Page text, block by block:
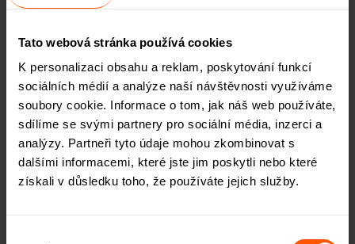
Tato webová stránka používá cookies
K personalizaci obsahu a reklam, poskytování funkcí
sociálních médií a analýze naší návštěvnosti využíváme
soubory cookie. Informace o tom, jak náš web používáte,
sdílíme se svými partnery pro sociální média, inzerci a
analýzy. Partneři tyto údaje mohou zkombinovat s
dalšími informacemi, které jste jim poskytli nebo které
získali v důsledku toho, že používáte jejich služby.
z čehož Investorům následně plynou příslušné
platforem je efektivní a snadné online investování
do různých investičních aktiv, možnost
diverzifikace investic a jejich pohodlná správa.
Chcete o ROIERu vědět více?